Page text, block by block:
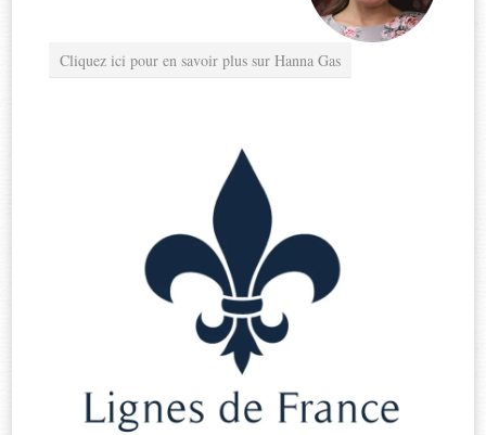
Cliquez ici pour en savoir plus sur Hanna Gas